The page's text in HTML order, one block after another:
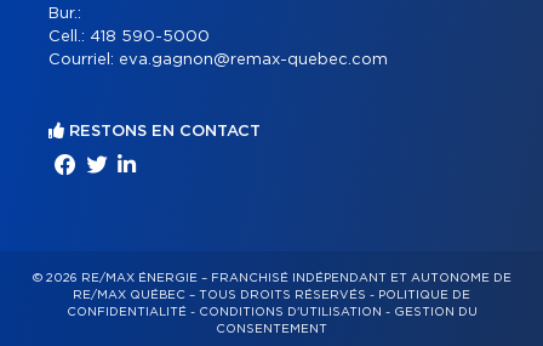
Bur.:
Cell.: 418 590-5000
Courriel: eva.gagnon@remax-quebec.com
RESTONS EN CONTACT
© 2026 RE/MAX ÉNERGIE – FRANCHISÉ INDÉPENDANT ET AUTONOME DE
RE/MAX QUÉBEC – TOUS DROITS RÉSERVÉS - POLITIQUE DE
CONFIDENTIALITÉ- CONDITIONS D'UTILISATION - GESTION DU
CONSENTEMENT